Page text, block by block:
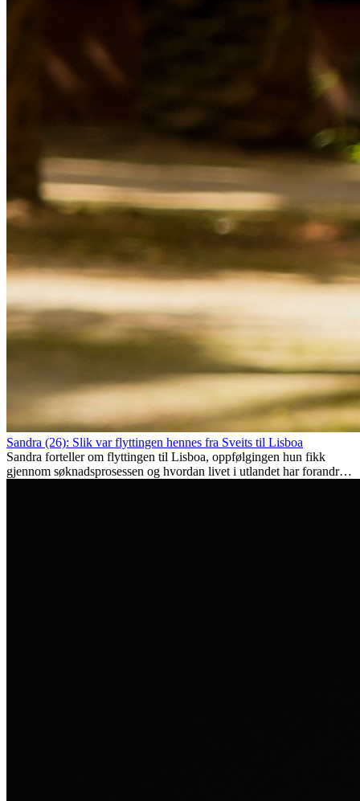
Sandra (26): Slik var flyttingen hennes fra Sveits til Lisboa
Sandra forteller om flyttingen til Lisboa, oppfølgingen hun fikk
gjennom søknadsprosessen og hvordan livet i utlandet har forandret